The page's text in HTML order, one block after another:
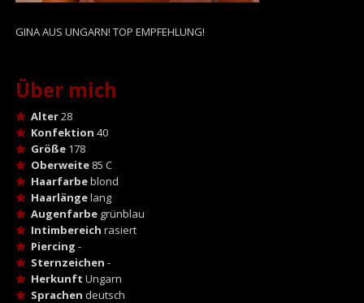
GINA AUS UNGARN! TOP EMPFEHLUNG!
Über mich
Alter28
Konfektion 40
Größe178
Oberweite85 C
Haarfarbeblond
Haarlängelang
Augenfarbegrünblau
Intimbereich rasiert
Piercing -
Sternzeichen -
Herkunft Ungarn
Sprachen deutsch